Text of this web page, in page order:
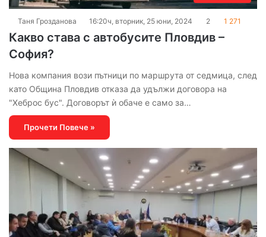
Таня Грозданова 16:20ч, вторник, 25 юни, 2024 2 1 271
Какво става с автобусите Пловдив –
София?
Нова компания вози пътници по маршрута от седмица, след
като Община Пловдив отказа да удължи договора на
"Хеброс бус". Договорът ѝ обаче е само за…
Прочети Повече »